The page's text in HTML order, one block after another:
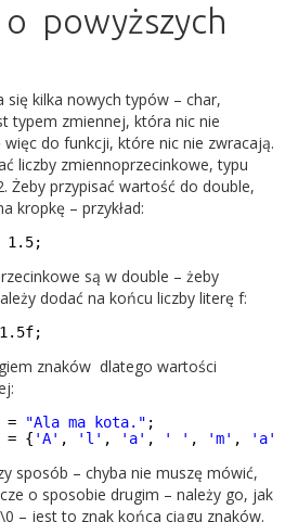
o powyższych
kilka nowych typów – char,
typem zmiennej, która nic nie
do funkcji, które nic nie zwracają.
liczby zmiennoprzecinkowe, typu
Żeby przypisać wartość do double,
kropkę – przykład:
1.5;
są w double – żeby
dodać na końcu liczby literę f:
1.5f;
znaków dlatego wartości
= "Ala ma kota." ;
= { 'A' , 'l' , 'a' , ' ' , 'm' , 'a'
sposób – chyba nie muszę mówić,
o sposobie drugim – należy go, jak
– jest to znak końca ciągu znaków.